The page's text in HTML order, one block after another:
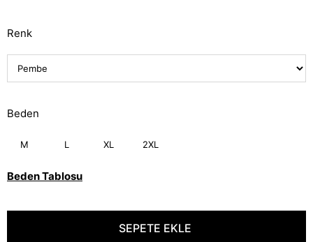
Renk
Beden
M L XL 2XL
Beden Tablosu